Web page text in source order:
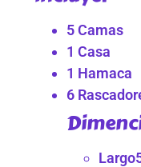
5 Camas
1 Casa
1 Hamaca
6